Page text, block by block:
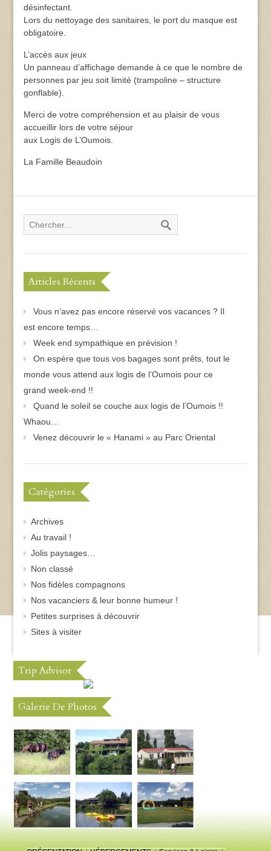
désinfectant.
Lors du nettoyage des sanitaires, le port du masque est
obligatoire.
L’accès aux jeux
Un panneau d’affichage demande à ce que le nombre de
personnes par jeu soit limité (trampoline – structure
gonflable).
Merci de votre compréhension et au plaisir de vous
accueillir lors de votre séjour
aux Logis de L’Oumois.
La Famille Beaudoin
Articles Récents
Vous n’avez pas encore réservé vos vacances ? Il
est encore temps…
Week end sympathique en prévision !
On espère que tous vos bagages sont prêts, tout le
monde vous attend aux logis de l’Oumois pour ce
grand week-end !!
Quand le soleil se couche aux logis de l’Oumois !!
Whaou…
Venez découvrir le « Hanami » au Parc Oriental
Catégories
Archives
Au travail !
Jolis paysages…
Non classé
Nos fidèles compagnons
Nos vacanciers & leur bonne humeur !
Petites surprises à découvrir
Sites à visiter
Trip Advisor
Galerie De Photos